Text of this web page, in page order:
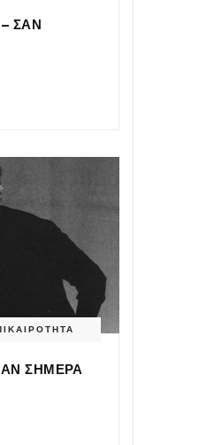
ΣΑΝ
ΣΗΜΕΡΑ